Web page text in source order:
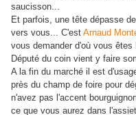
saucisson...
Et parfois, une tête dépasse
vers vous... C'est Arnaud
vous demander d'où vous
Député du coin vient y faire
A la fin du marché il est
près du champ de foire pour
n'avez pas l'accent
ce que vous aurez dans